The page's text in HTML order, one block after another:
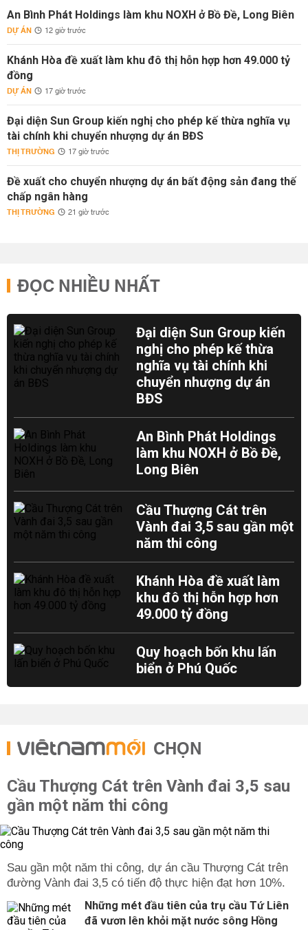
An Bình Phát Holdings làm khu NOXH ở Bồ Đề, Long Biên
DỰ ÁN 12 giờ trước
Khánh Hòa đề xuất làm khu đô thị hỗn hợp hơn 49.000 tỷ
đồng
DỰ ÁN 17 giờ trước
Đại diện Sun Group kiến nghị cho phép kế thừa nghĩa vụ
tài chính khi chuyển nhượng dự án BĐS
THỊ TRƯỜNG 17 giờ trước
Đề xuất cho chuyển nhượng dự án bất động sản đang thế
chấp ngân hàng
THỊ TRƯỜNG 21 giờ trước
ĐỌC NHIỀU NHẤT
Đại diện Sun Group kiến
nghị cho phép kế thừa
nghĩa vụ tài chính khi
chuyển nhượng dự án
BĐS
An Bình Phát Holdings
làm khu NOXH ở Bồ Đề,
Long Biên
Cầu Thượng Cát trên
Vành đai 3,5 sau gần một
năm thi công
Khánh Hòa đề xuất làm
khu đô thị hỗn hợp hơn
49.000 tỷ đồng
Quy hoạch bốn khu lấn
biển ở Phú Quốc
CHỌN
Cầu Thượng Cát trên Vành đai 3,5 sau
gần một năm thi công
Sau gần một năm thi công, dự án cầu Thượng Cát trên
đường Vành đai 3,5 có tiến độ thực hiện đạt hơn 10%.
Những mét đầu tiên của trụ cầu Tứ Liên
đã vươn lên khỏi mặt nước sông Hồng